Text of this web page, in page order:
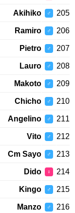
♂
Akihiko
♂
Ramiro
♂
Pietro
♂
Lauro
♂
Makoto
♂
Chicho
♂
Angelino
♂
Vito
♂
Cm Sayo
♀
Dido
♂
Kingo
♂
Manzo